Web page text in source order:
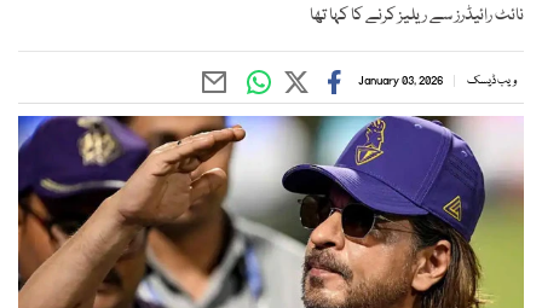
نائٹ رائیڈرز سے ریلیز کرنے کا کہا تھا
ویب ڈیسک January 03, 2026